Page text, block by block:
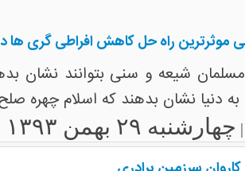
راه حل کاهش افراطی گری ها
شیعه و سنی بتوانند نشان
دنیا نشان بدهند که اسلام چهره
چهارشنبه ۲۹ بهمن ۱۳۹۳